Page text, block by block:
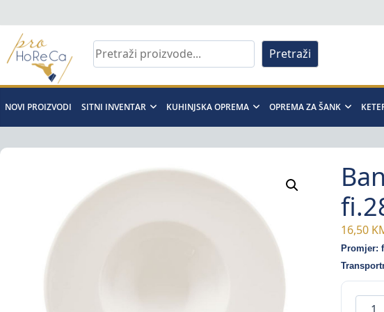
to
content
Pro
Horeca
d.o.o
Pretraži
NOVI PROIZVODI SITNI INVENTAR KUHINJSKA OPREMA OPREMA ZA ŠANK
16,50
Promjer: